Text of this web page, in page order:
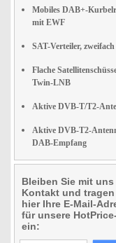
Mobiles DAB+-
mit EWF
SAT-Verteiler, zweifach
Flache
Twin-LNB
Aktive DVB-T/T2-
Aktive DVB-T2-
DAB-Empfang
Bleiben Sie mit uns
Kontakt und tragen
hier Ihre E-Mail-
für unsere
ein: